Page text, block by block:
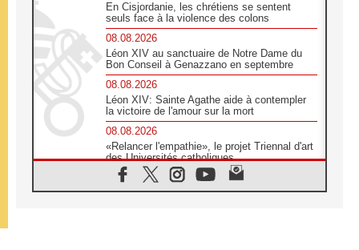
En Cisjordanie, les chrétiens se sentent
seuls face à la violence des colons
08.08.2026
Léon XIV au sanctuaire de Notre Dame du
Bon Conseil à Genazzano en septembre
08.08.2026
Léon XIV: Sainte Agathe aide à contempler
la victoire de l'amour sur la mort
08.08.2026
«Relancer l'empathie», le projet Triennal d'art
des Universités catholiques
08.08.2026
Signis 2026, donner la parole aux religieuses